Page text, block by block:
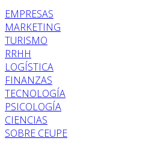
EMPRESAS
MARKETING
TURISMO
RRHH
LOGÍSTICA
FINANZAS
TECNOLOGÍA
PSICOLOGÍA
CIENCIAS
SOBRE CEUPE